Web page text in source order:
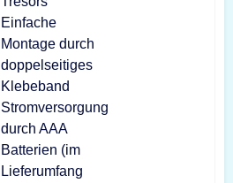
Einfache
Montage durch
doppelseitiges
Klebeband
Stromversorgung
durch AAA
Batterien (im
Lieferumfang